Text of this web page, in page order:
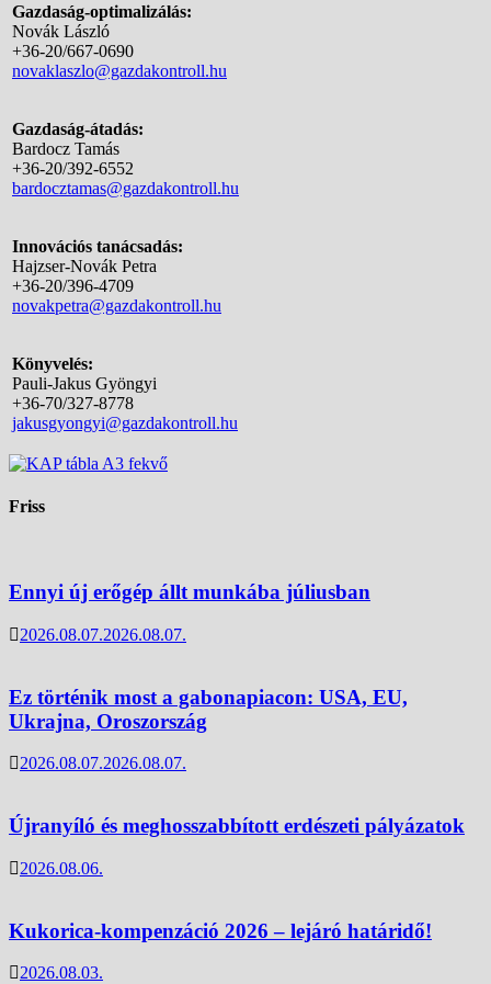
Gazdaság-optimalizálás:
Novák László
+36-20/667-0690
novaklaszlo@gazdakontroll.hu
Gazdaság-átadás:
Bardocz Tamás
+36-20/392-6552
bardocztamas@gazdakontroll.hu
Innovációs tanácsadás:
Hajzser-Novák Petra
+36-20/396-4709
novakpetra@gazdakontroll.hu
Könyvelés:
Pauli-Jakus Gyöngyi
+36-70/327-8778
jakusgyongyi@gazdakontroll.hu
Friss
Ennyi új erőgép állt munkába júliusban
2026.08.07.2026.08.07.
Ez történik most a gabonapiacon: USA, EU,
Ukrajna, Oroszország
2026.08.07.2026.08.07.
Újranyíló és meghosszabbított erdészeti pályázatok
2026.08.06.
Kukorica-kompenzáció 2026 – lejáró határidő!
2026.08.03.